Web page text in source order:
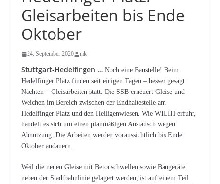
Gleisarbeiten bis Ende
Oktober
24. September 2020 mk
Stuttgart-Hedelfingen …Noch eine Baustelle! Beim
Hedelfinger Platz finden seit einigen Tagen – besser gesagt:
Nächten – Gleisarbeiten statt. Die SSB erneuert Gleise und
Weichen im Bereich zwischen der Endhaltestelle am
Hedelfinger Platz und den Heiligenwiesen. Wie WILIH erfuhr,
handelt es sich um einen planmäßigen Austausch wegen
Abnutzung. Die Arbeiten werden voraussichtlich bis Ende
Oktober andauern.
Weil die neuen Gleise mit Betonschwellen sowie Baugeräte
neben der Stadtbahnlinie gelagert werden, ist auf einem Teil